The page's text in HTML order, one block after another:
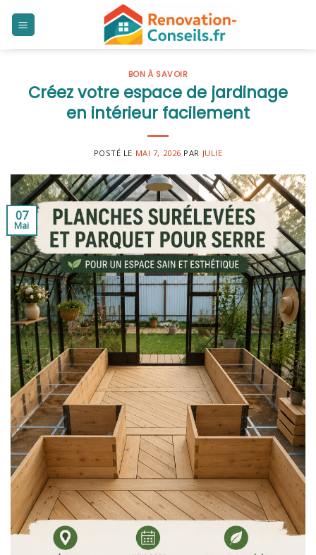
BON À SAVOIR
Créez votre espace de jardinage
en intérieur facilement
POSTÉ LE MAI 7, 2026 PAR JULIE
07
Mai